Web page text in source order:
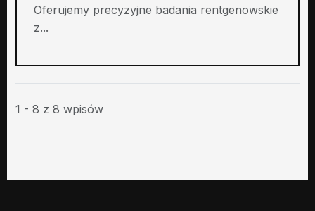
Oferujemy precyzyjne badania rentgenowskie
z...
1 - 8 z 8 wpisów